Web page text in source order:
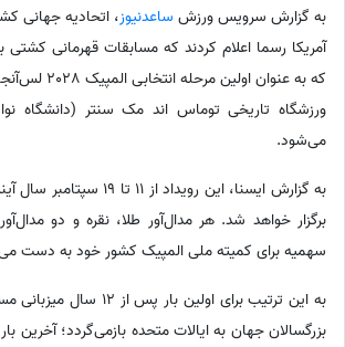
به گزارش سرویس ورزش ساعدنیوز، اتحادیه جهانی
که به عنوان
ورزشگاه تاریخی توماس اند مک سنتر (دانشگاه
می‌شود.
برگزار خواهد شد. هر مدال‌آور طلا، نقره و دو
سهمیه برای کمیته ملی المپیک کشور خود به دست
به این ترتیب برای اولین بار
بزرگسالان جهان به ایالات متحده بازمی‌گردد؛ آخرین